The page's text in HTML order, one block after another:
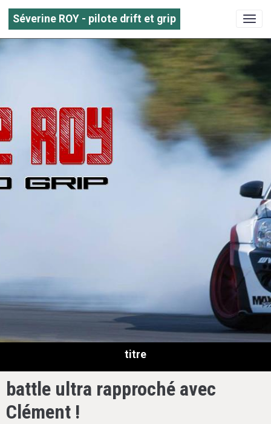
Séverine ROY - pilote drift et grip
titre
battle ultra rapproché avec
Clément !